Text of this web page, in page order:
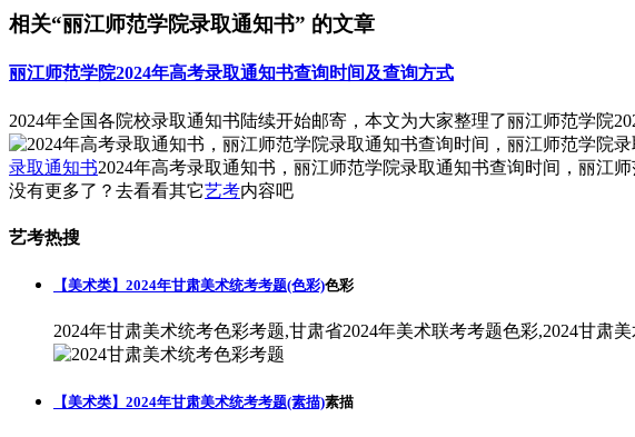
相关“丽江师范学院录取通知书” 的文章
丽江师范学院2024年高考录取通知书查询时间及查询方式
2024年全国各院校录取通知书陆续开始邮寄，本文为大家整理了丽江师范学院
录取通知书2024年高考录取通知书，丽江师范学院录取通知书查询时间，丽江
没有更多了？去看看其它艺考内容吧
艺考热搜
【美术类】2024年甘肃美术统考考题(色彩)色彩
2024年甘肃美术统考色彩考题,甘肃省2024年美术联考考题色彩,2024甘肃美
【美术类】2024年甘肃美术统考考题(素描)素描